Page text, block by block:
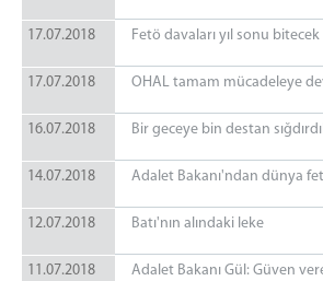
17.07.2018 Fetö davaları yıl sonu bitecek
17.07.2018 OHAL tamam mücadeleye
16.07.2018 Bir geceye bin destan
14.07.2018 Adalet Bakanı'ndan dünya
12.07.2018 Batı'nın alındaki leke
11.07.2018
Adalet Bakanı Gül: Güven